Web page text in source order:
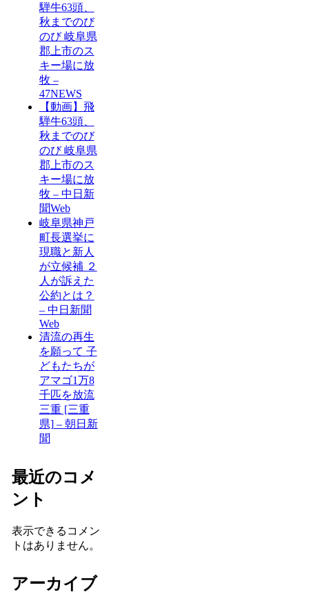
騨牛63頭、
秋までのび
のび 岐阜県
郡上市のス
キー場に放
牧 –
47NEWS
【動画】飛
騨牛63頭、
秋までのび
のび 岐阜県
郡上市のス
キー場に放
牧 – 中日新
聞Web
岐阜県神戸
町長選挙に
現職と新人
が立候補 ２
人が訴えた
公約とは？
– 中日新聞
Web
清流の再生
を願って 子
どもたちが
アマゴ1万8
千匹を放流
三重 [三重
県] – 朝日新
聞
最近のコメ
ント
表示できるコメン
トはありません。
アーカイブ